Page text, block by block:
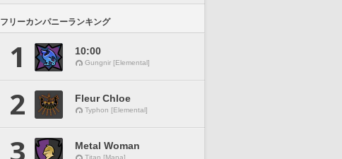
フリーカンパニーランキング
1 10:00
Gungnir [Elemental]
2 Fleur Chloe
Typhon [Elemental]
3 Metal Woman
Titan [Mana]